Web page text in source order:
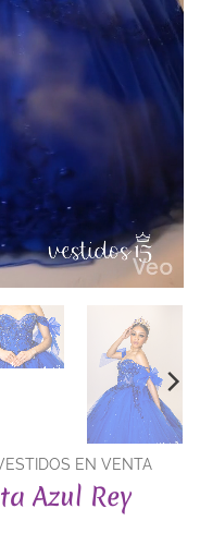
EN VENTA
Azul Rey